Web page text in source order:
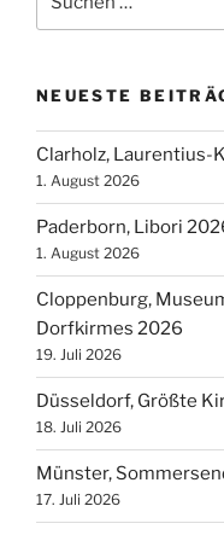
nach:
NEUESTE
Clarholz, Laurentius-
1. August 2026
Paderborn, Libori
1. August 2026
Cloppenburg,
Dorfkirmes 2026
19. Juli 2026
Düsseldorf, Größte
18. Juli 2026
Münster,
17. Juli 2026